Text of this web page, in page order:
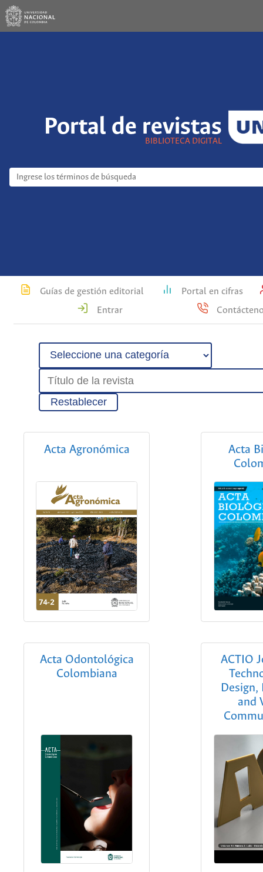
Portal de revistas
Guías de gestión editorial
Portal en cifras
Entrar
Restablecer
Acta Agronómica
Acta
Acta Odontológica
Colombiana
ACTIO
Design,
and